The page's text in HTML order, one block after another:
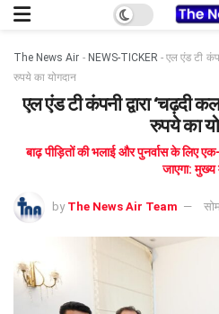
The News Air - NEWS-TICKER -एल एंड टी
रुपये का योगदान
एल एंड टी कंपनी द्वारा ‘चढ़दी
रुपये का
बाढ़ पीड़ितों की भलाई और पुनर्वास के लिए
जाएगा: मुख्य
by The News Air Team